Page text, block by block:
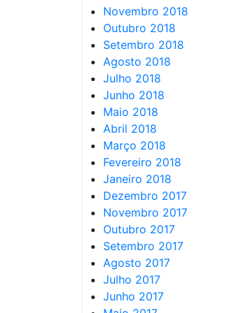
Novembro 2018
Outubro 2018
Setembro 2018
Agosto 2018
Julho 2018
Junho 2018
Maio 2018
Abril 2018
Março 2018
Fevereiro 2018
Janeiro 2018
Dezembro 2017
Novembro 2017
Outubro 2017
Setembro 2017
Agosto 2017
Julho 2017
Junho 2017